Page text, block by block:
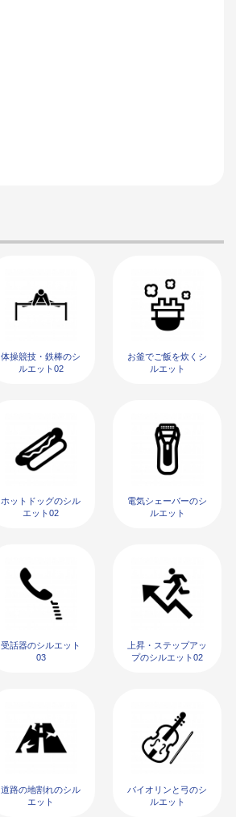
体操競技・鉄棒のシ
ルエット02
お釜でご飯を炊くシ
ルエット
ホットドッグのシル
エット02
電気シェーバーのシ
ルエット
受話器のシルエット
03
上昇・ステップアッ
プのシルエット02
道路の地割れのシル
エット
バイオリンと弓のシ
ルエット